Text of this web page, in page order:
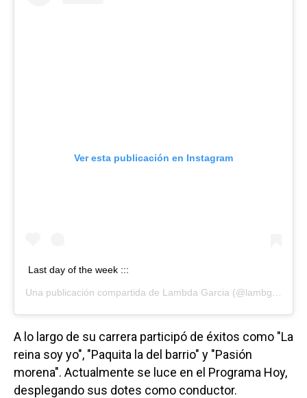
Ver esta publicación en Instagram
Last day of the week :::
Una publicación compartida de Lambda Garcia (@lambgarcia) el
A lo largo de su carrera participó de éxitos como "La
reina soy yo", "Paquita la del barrio" y "Pasión
morena". Actualmente se luce en el Programa Hoy,
desplegando sus dotes como conductor.